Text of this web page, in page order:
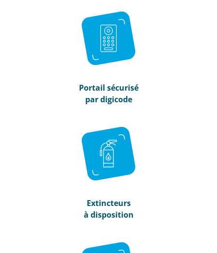
Portail sécurisé
par digicode
Extincteurs
à disposition